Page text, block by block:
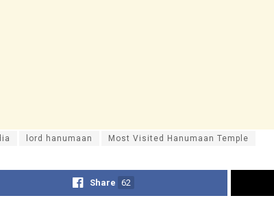
lord hanumaan Most Visited Hanumaan Temple
Share 62